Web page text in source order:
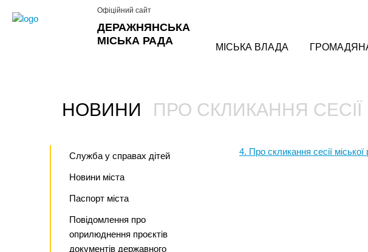
ДЕРАЖНЯНСЬКА
МІСЬКА РАДА
Офіційний сайт
МІСЬКА ВЛАДА
НОВИНИ ПРО СКЛИКАННЯ СЕСІЇ
Служба у справах дітей
Новини міста
Паспорт міста
Повідомлення про
оприлюднення проєктів
документів державного
4. Про скликання сесії міської